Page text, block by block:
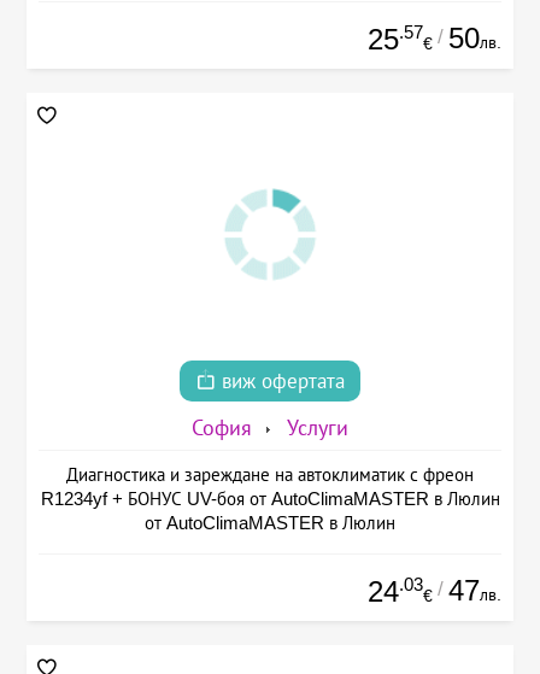
25.57
€ / 50лв.
виж офертата
София Услуги
Диагностика и зареждане на автоклиматик с фреон
R1234yf + БОНУС UV-боя от AutoClimaMASTER в Люлин
от AutoClimaMASTER в Люлин
24.03
€ / 47лв.